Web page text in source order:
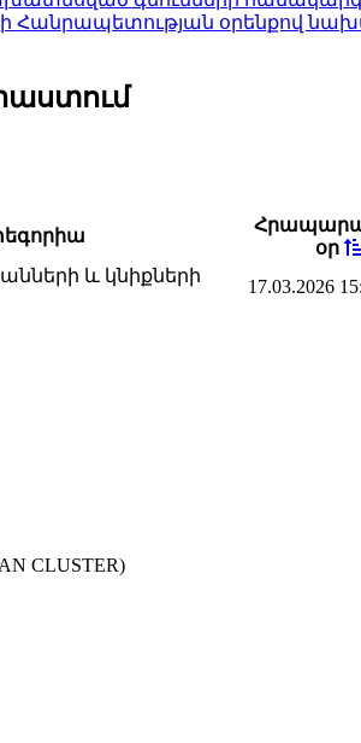
օրենքով
օր
և կնիքների
17.03.2026
CLUSTER)